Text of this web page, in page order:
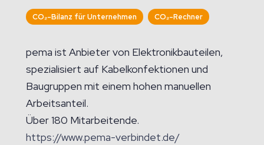
CO₂-Bilanz für Unternehmen CO₂-Rechner
pema ist Anbieter von Elektronikbauteilen,
spezialisiert auf Kabelkonfektionen und
Baugruppen mit einem hohen manuellen
Arbeitsanteil.
Über 180 Mitarbeitende.
https://www.pema-verbindet.de/